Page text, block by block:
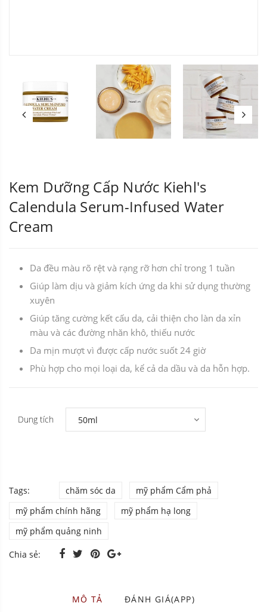
Kem Dưỡng Cấp Nước Kiehl's
Calendula Serum-Infused Water
Cream
Da đều màu rõ rệt và rạng rỡ hơn chỉ trong 1 tuần
Giúp làm dịu và giảm kích ứng da khi sử dụng thường
xuyên
Giúp tăng cường kết cấu da, cải thiện cho làn da xỉn
màu và các đường nhăn khô, thiếu nước
Da mịn mượt vì được cấp nước suốt 24 giờ
Phù hợp cho mọi loại da, kể cả da dầu và da hỗn hợp.
Dung tích
Tags: chăm sóc da
mỹ phẩm Cẩm phả
mỹ phẩm chính hãng
mỹ phẩm hạ long
mỹ phẩm quảng ninh
Chia sẻ:
MÔ TẢ ĐÁNH GIÁ(APP)